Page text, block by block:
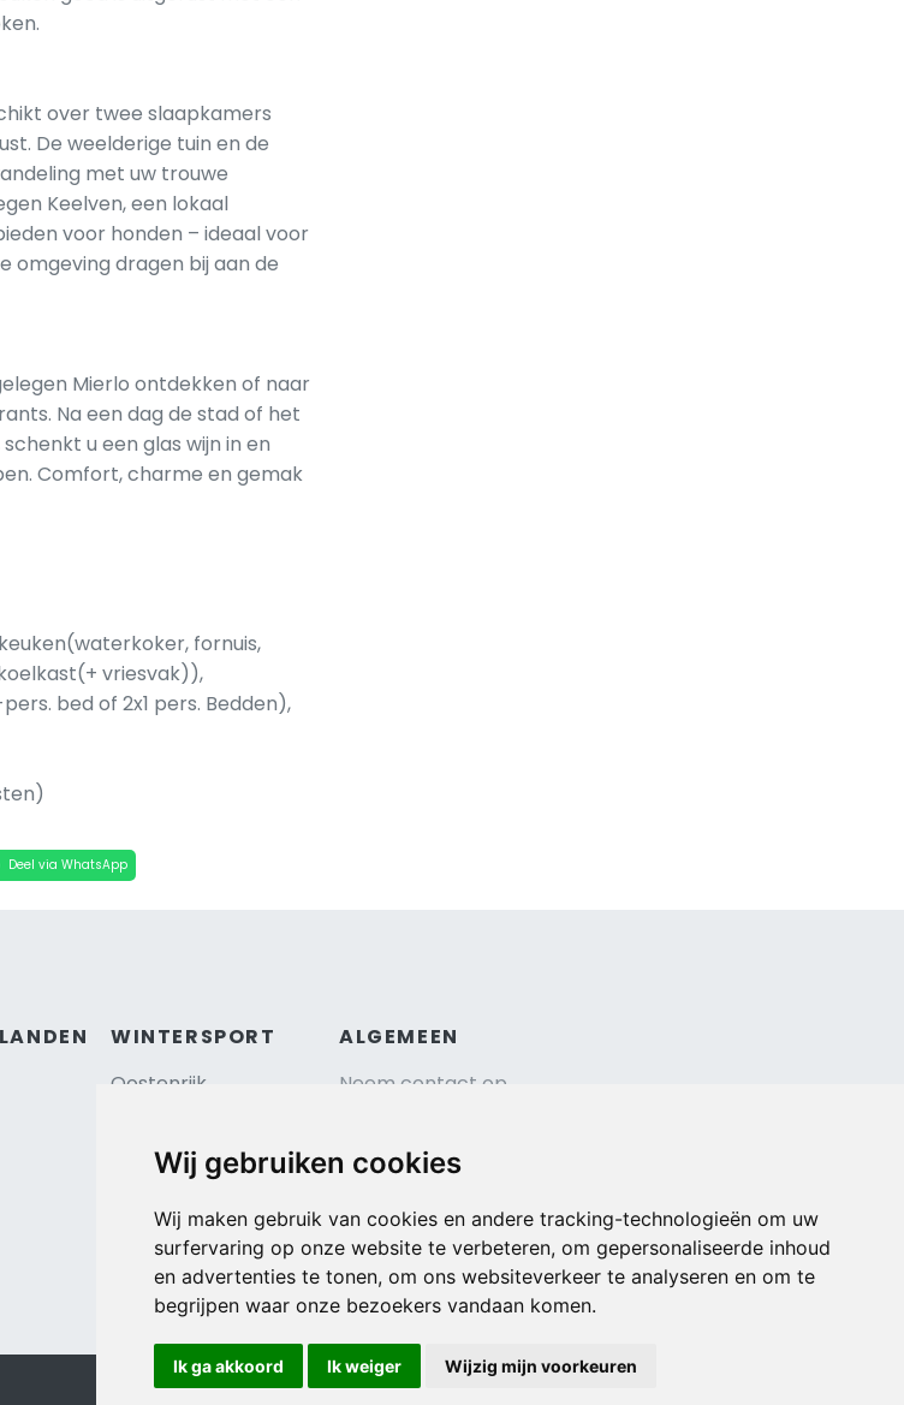
Wij gebruiken cookies
Wij maken gebruik van cookies en andere tracking-technologieën om uw
surfervaring op onze website te verbeteren, om gepersonaliseerde inhoud
en advertenties te tonen, om ons websiteverkeer te analyseren en om te
begrijpen waar onze bezoekers vandaan komen.
Ik ga akkoord Ik weiger Wijzig mijn voorkeuren
over twee slaapkamers
De weelderige tuin en de
met uw trouwe
Keelven, een lokaal
voor honden – ideaal voor
omgeving dragen bij aan de
Mierlo ontdekken of naar
Na een dag de stad of het
u een glas wijn in en
Comfort, charme en gemak
fornuis,
vriesvak)),
bed of 2x1 pers. Bedden),
Deel via WhatsApp
WINTERSPORT
Oostenrijk
Zwitserland
Tsjechië
TIP
Duitsland
ALGEMEEN
Neem contact op
Reisverzekering afsluiten
Algemene voorwaarden